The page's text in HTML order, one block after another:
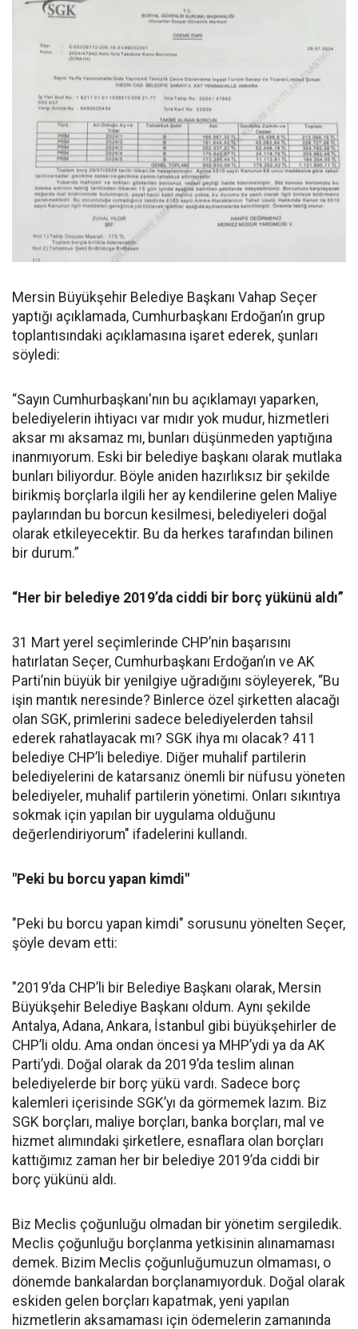
Mersin Büyükşehir Belediye Başkanı Vahap Seçer
yaptığı açıklamada, Cumhurbaşkanı Erdoğan’ın grup
toplantısındaki açıklamasına işaret ederek, şunları
söyledi:
“Sayın Cumhurbaşkanı'nın bu açıklamayı yaparken,
belediyelerin ihtiyacı var mıdır yok mudur, hizmetleri
aksar mı aksamaz mı, bunları düşünmeden yaptığına
inanmıyorum. Eski bir belediye başkanı olarak mutlaka
bunları biliyordur. Böyle aniden hazırlıksız bir şekilde
birikmiş borçlarla ilgili her ay kendilerine gelen Maliye
paylarından bu borcun kesilmesi, belediyeleri doğal
olarak etkileyecektir. Bu da herkes tarafından bilinen
bir durum.”
“Her bir belediye 2019’da ciddi bir borç yükünü aldı”
31 Mart yerel seçimlerinde CHP’nin başarısını
hatırlatan Seçer, Cumhurbaşkanı Erdoğan’ın ve AK
Parti’nin büyük bir yenilgiye uğradığını söyleyerek, “Bu
işin mantık neresinde? Binlerce özel şirketten alacağı
olan SGK, primlerini sadece belediyelerden tahsil
ederek rahatlayacak mı? SGK ihya mı olacak? 411
belediye CHP’li belediye. Diğer muhalif partilerin
belediyelerini de katarsanız önemli bir nüfusu yöneten
belediyeler, muhalif partilerin yönetimi. Onları sıkıntıya
sokmak için yapılan bir uygulama olduğunu
değerlendiriyorum" ifadelerini kullandı.
"Peki bu borcu yapan kimdi"
"Peki bu borcu yapan kimdi" sorusunu yönelten Seçer,
şöyle devam etti:
"2019’da CHP’li bir Belediye Başkanı olarak, Mersin
Büyükşehir Belediye Başkanı oldum. Aynı şekilde
Antalya, Adana, Ankara, İstanbul gibi büyükşehirler de
CHP’li oldu. Ama ondan öncesi ya MHP’ydi ya da AK
Parti’ydi. Doğal olarak da 2019’da teslim alınan
belediyelerde bir borç yükü vardı. Sadece borç
kalemleri içerisinde SGK’yı da görmemek lazım. Biz
SGK borçları, maliye borçları, banka borçları, mal ve
hizmet alımındaki şirketlere, esnaflara olan borçları
kattığımız zaman her bir belediye 2019’da ciddi bir
borç yükünü aldı.
Biz Meclis çoğunluğu olmadan bir yönetim sergiledik.
Meclis çoğunluğu borçlanma yetkisinin alınamaması
demek. Bizim Meclis çoğunluğumuzun olmaması, o
dönemde bankalardan borçlanamıyorduk. Doğal olarak
eskiden gelen borçları kapatmak, yeni yapılan
hizmetlerin aksamaması için ödemelerin zamanında